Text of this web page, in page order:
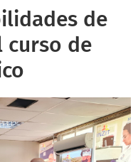
de
curso de